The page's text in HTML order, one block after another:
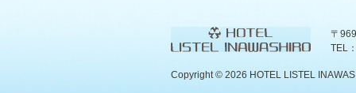
〒
TEL
Copyright © 2026 HOTEL LISTEL